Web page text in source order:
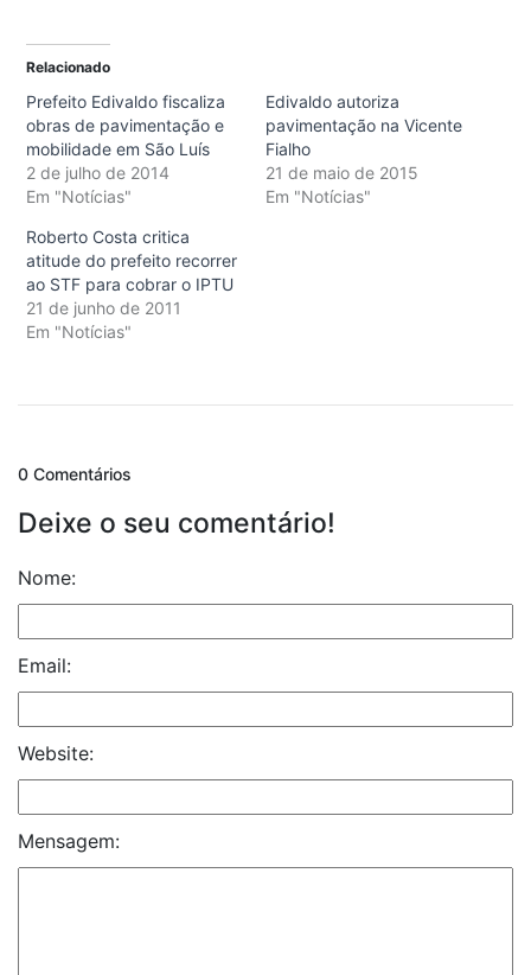
Relacionado
Prefeito Edivaldo fiscaliza
obras de pavimentação e
mobilidade em São Luís
2 de julho de 2014
Em "Notícias"
Edivaldo autoriza
pavimentação na Vicente
Fialho
21 de maio de 2015
Em "Notícias"
Roberto Costa critica
atitude do prefeito recorrer
ao STF para cobrar o IPTU
21 de junho de 2011
Em "Notícias"
0 Comentários
Deixe o seu comentário!
Nome:
Email:
Website:
Mensagem: